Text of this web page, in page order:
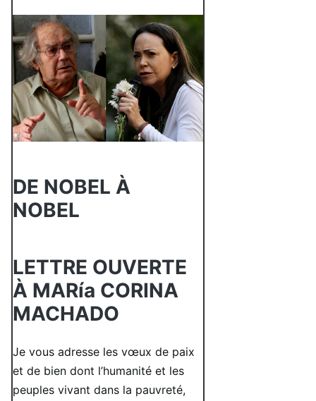
DE NOBEL À
NOBEL
LETTRE OUVERTE
À MARía CORINA
MACHADO
Je vous adresse les vœux de paix
et de bien dont l’humanité et les
peuples vivant dans la pauvreté,